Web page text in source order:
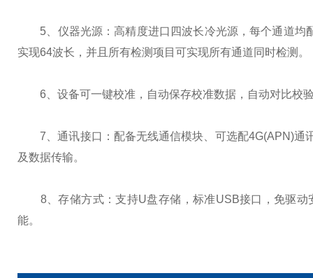
5、仪器光源：高精度进口四波长冷光源，每个通道均
实现64波长，并且所有检测项目可实现所有通道同时检测。
6、设备可一键校准，自动保存校准数据，自动对比校
7、通讯接口：配备无线通信模块、可选配4G(APN)通
及数据传输。
8、存储方式：支持U盘存储，标准USB接口，免驱动
能。